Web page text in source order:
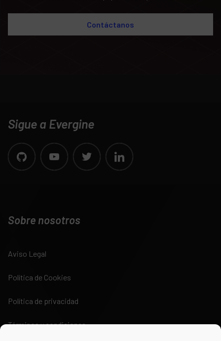
Contáctanos
Sigue a Evergine
Sobre nosotros
Aviso Legal
Política de Cookies
Política de privacidad
Términos y condiciones